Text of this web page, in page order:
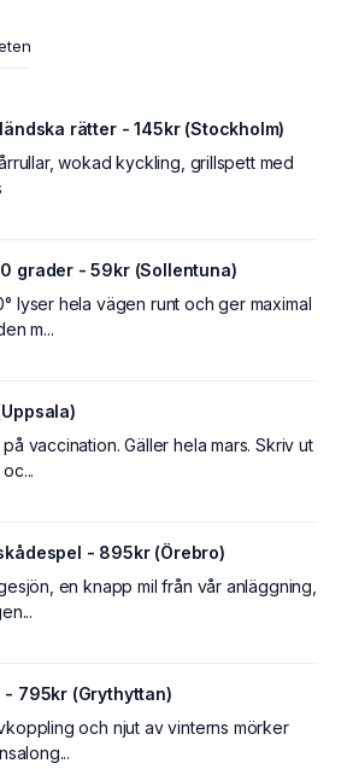
rätter - 145kr (Stockholm)
wokad kyckling, grillspett med
grader - 59kr (Sollentuna)
lyser hela vägen runt och ger maximal
m...
vaccination. Gäller hela mars. Skriv ut
- 895kr (Örebro)
en knapp mil från vår anläggning,
- 795kr (Grythyttan)
och njut av vinterns mörker